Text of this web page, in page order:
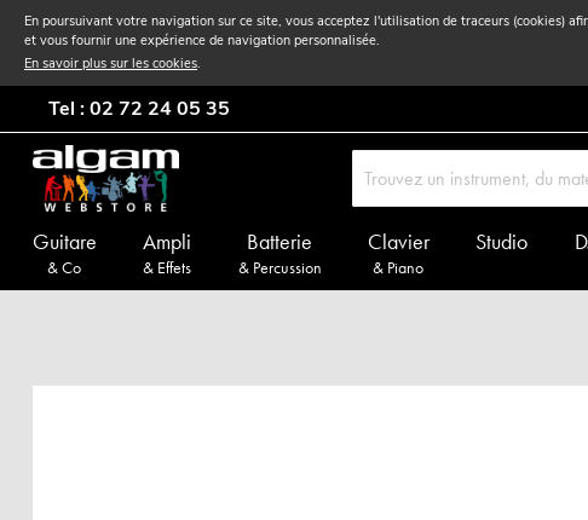
En poursuivant votre navigation sur ce site, vous acceptez l'utilisation de traceurs (cookies)
et vous fournir une expérience de navigation personnalisée.
En savoir plus sur les cookies.
Tel : 02 72 24 05 35
Guitare
& Co
Ampli
& Effets
Batterie
& Percussion
Clavier
& Piano
Studio